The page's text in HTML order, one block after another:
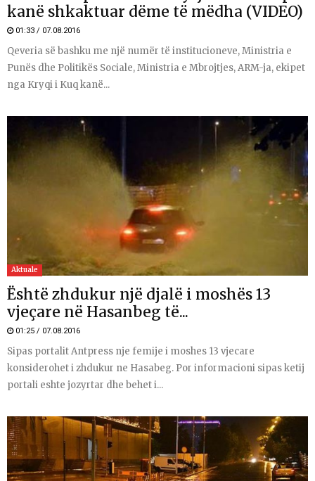
kanë shkaktuar dëme të mëdha (VIDEO)
01:33 / 07.08.2016
Qeveria së bashku me një numër të institucioneve, Ministria e
Punës dhe Politikës Sociale, Ministria e Mbrojtjes, ARM-ja, ekipet
nga Kryqi i Kuq kanë...
Aktuale
Është zhdukur një djalë i moshës 13
vjeçare në Hasanbeg të...
01:25 / 07.08.2016
Sipas portalit Antpress nje femije i moshes 13 vjecare
konsiderohet i zhdukur ne Hasabeg. Por informacioni sipas ketij
portali eshte jozyrtar dhe behet i...